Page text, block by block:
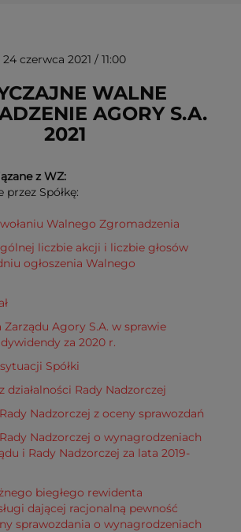
24 czerwca 2021 / 11:00
WALNE
AGORY S.A.
2021
z WZ:
Spółkę:
Walnego Zgromadzenia
liczbie akcji i liczbie głosów
ogłoszenia Walnego
Zarządu Agory S.A. w sprawie
za 2020 r.
Spółki
działalności Rady Nadzorczej
Nadzorczej z oceny sprawozdań
Nadzorczej o wynagrodzeniach
i Rady Nadzorczej za lata 2019-
biegłego rewidenta
dającej racjonalną pewność
sprawozdania o wynagrodzeniach